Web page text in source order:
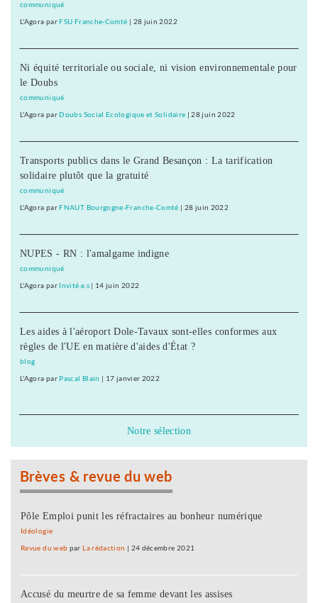
communiqué
L'Agora par FSU Franche-Comté 28 juin 2022
Ni équité territoriale ou sociale, ni vision environnementale pour
le Doubs
communiqué
L'Agora par Doubs Social Ecologique et Solidaire |28 juin 2022
Transports publics dans le Grand Besançon : La tarification
solidaire plutôt que la gratuité
communiqué
L'Agora par FNAUT Bourgogne-Franche-Comté 28 juin 2022
NUPES - RN : l'amalgame indigne
communiqué
L'Agora par Invité.e.s| 14 juin 2022
Les aides à l'aéroport Dole-Tavaux sont-elles conformes aux
règles de l'UE en matière d'aides d'État ?
blog
L'Agora par Pascal Blain 17 janvier 2022
Notre sélection
Brèves & revue du web
Pôle Emploi punit les réfractaires au bonheur numérique
Idéologie
Revue du web par La rédaction 24 décembre 2021
Accusé du meurtre de sa femme devant les assises